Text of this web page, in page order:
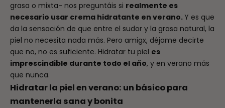
grasa o mixta- nos preguntáis si realmente es
necesario usar crema hidratante en verano. Y es que
da la sensación de que entre el sudor y la grasa natural, la
piel no necesita nada más. Pero amigx, déjame decirte
que no, no es suficiente. Hidratar tu piel es
imprescindible durante todo el año, y en verano más
que nunca.
Hidratar la piel en verano: un básico para
mantenerla sana y bonita